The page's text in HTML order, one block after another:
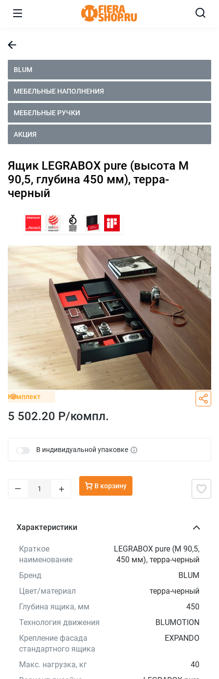
BLUM
МЕБЕЛЬНЫЕ НАПОЛНЕНИЯ
МЕБЕЛЬНЫЕ РУЧКИ
АКЦИЯ
Ящик LEGRABOX pure (высота M
90,5, глубина 450 мм), терра-
черный
Комплект
5 502.20 Р/компл.
В индивидуальной упаковке
– + В корзину
Характеристики
Краткое
наименование
LEGRABOX pure (M 90,5,
450 мм), терра-черный
Бренд
BLUM
Цвет/материал
терра-черный
Глубина ящика, мм
450
Технология движения
BLUMOTION
Крепление фасада
стандартного ящика
EXPANDO
Макс. нагрузка, кг
40